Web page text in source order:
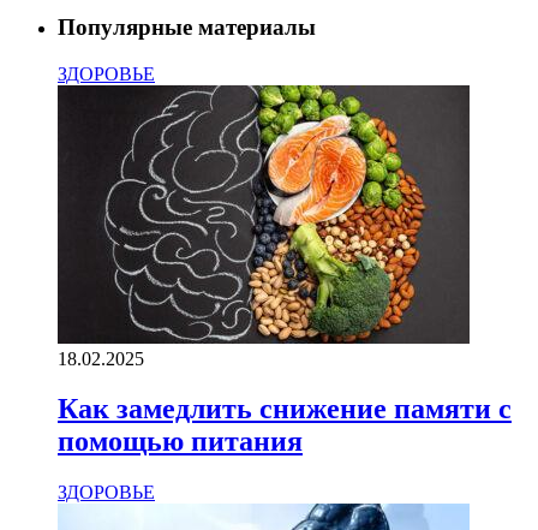
Популярные материалы
ЗДОРОВЬЕ
18.02.2025
Как замедлить снижение памяти с
помощью питания
ЗДОРОВЬЕ